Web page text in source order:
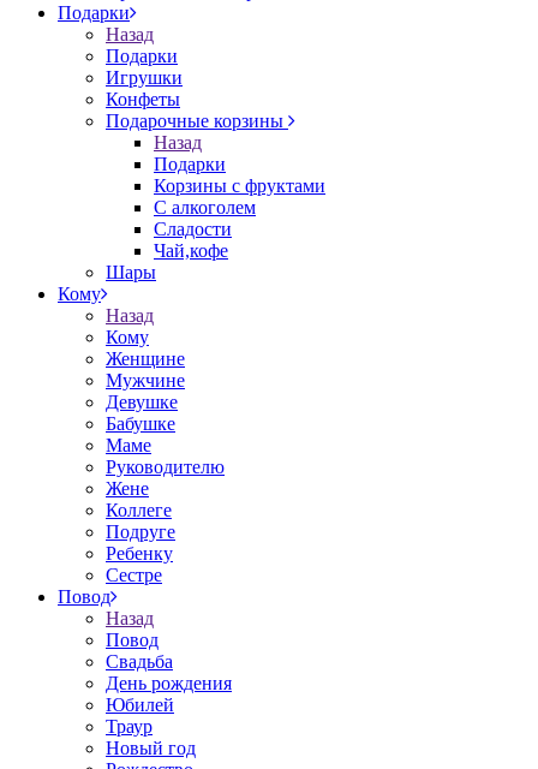
Подарки
Назад
Подарки
Игрушки
Конфеты
Подарочные корзины
Назад
Подарки
Корзины с фруктами
С алкоголем
Сладости
Чай,кофе
Шары
Кому
Назад
Кому
Женщине
Мужчине
Девушке
Бабушке
Маме
Руководителю
Жене
Коллеге
Подруге
Ребенку
Сестре
Повод
Назад
Повод
Свадьба
День рождения
Юбилей
Траур
Новый год